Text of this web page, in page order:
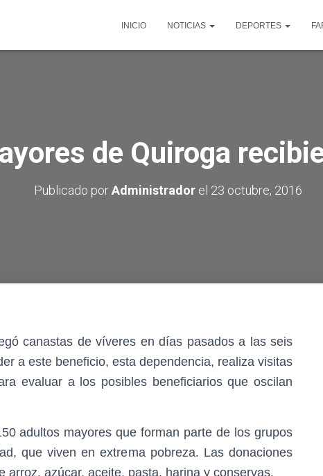
INICIO NOTICIAS DEPORTES
de Quiroga
Publicado porAdministradorel 23 octubre, 2016
canastas de víveres en días pasados a las seis
a este beneficio, esta dependencia, realiza visitas
evaluar a los posibles beneficiarios que oscilan
adultos mayores que forman parte de los grupos
que viven en extrema pobreza. Las donaciones
arroz, azúcar, aceite, pasta, harina y conservas.